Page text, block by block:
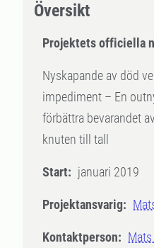
Översikt
Projektets officiella
Nyskapande av död
impediment – En
förbättra bevarandet
knuten till tall
Start: januari 2019
Projektansvarig:
Kontaktperson: